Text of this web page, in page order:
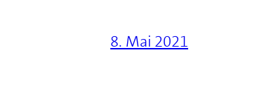
8. Mai 2021